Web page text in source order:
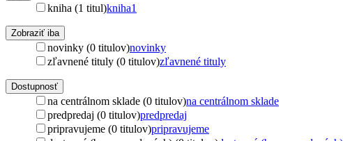
kniha (1 titul)kniha1
Zobraziť iba
novinky (0 titulov)novinky
zľavnené tituly (0 titulov)zľavnené tituly
Dostupnosť
na centrálnom sklade (0 titulov)na centrálnom sklade
predpredaj (0 titulov)predpredaj
pripravujeme (0 titulov)pripravujeme